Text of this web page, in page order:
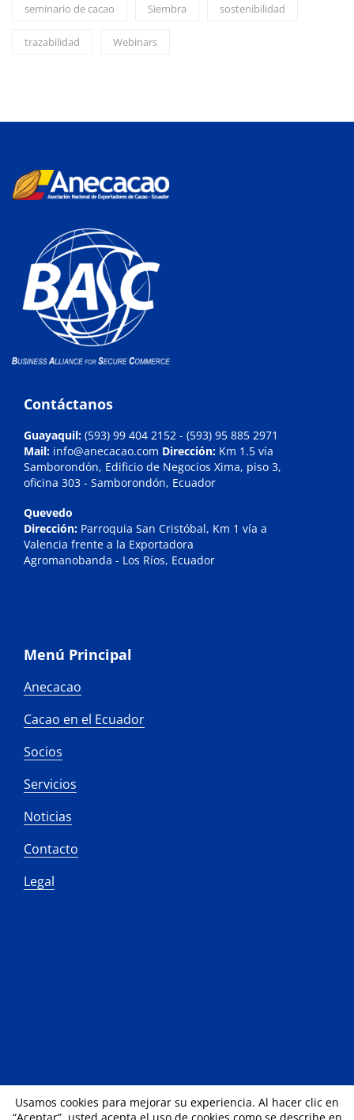
seminario de cacao Siembra sostenibilidad
trazabilidad Webinars
Contáctanos
Guayaquil: (593) 99 404 2152 - (593) 95 885 2971
Mail: info@anecacao.com Dirección: Km 1.5 vía
Samborondón, Edificio de Negocios Xima, piso 3,
oficina 303 - Samborondón, Ecuador
Quevedo
Dirección: Parroquia San Cristóbal, Km 1 vía a
Valencia frente a la Exportadora
Agromanobanda - Los Ríos, Ecuador
Menú Principal
Anecacao
Cacao en el Ecuador
Socios
Servicios
Noticias
Contacto
Legal
Usamos cookies para mejorar su experiencia. Al hacer clic en